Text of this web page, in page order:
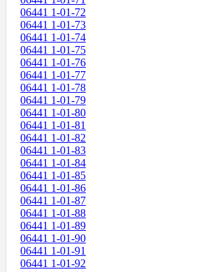
06441 1-01-72
06441 1-01-73
06441 1-01-74
06441 1-01-75
06441 1-01-76
06441 1-01-77
06441 1-01-78
06441 1-01-79
06441 1-01-80
06441 1-01-81
06441 1-01-82
06441 1-01-83
06441 1-01-84
06441 1-01-85
06441 1-01-86
06441 1-01-87
06441 1-01-88
06441 1-01-89
06441 1-01-90
06441 1-01-91
06441 1-01-92